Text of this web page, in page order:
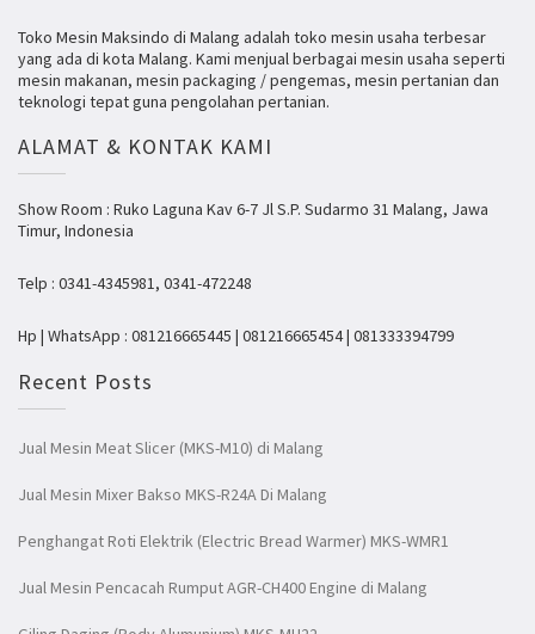
Toko Mesin Maksindo di Malang adalah toko mesin usaha terbesar
yang ada di kota Malang. Kami menjual berbagai mesin usaha seperti
mesin makanan, mesin packaging / pengemas, mesin pertanian dan
teknologi tepat guna pengolahan pertanian.
ALAMAT & KONTAK KAMI
Show Room : Ruko Laguna Kav 6-7 Jl S.P. Sudarmo 31 Malang, Jawa
Timur, Indonesia
Telp : 0341-4345981, 0341-472248
Hp | WhatsApp : 081216665445 | 081216665454 | 081333394799
Recent Posts
Jual Mesin Meat Slicer (MKS-M10) di Malang
Jual Mesin Mixer Bakso MKS-R24A Di Malang
Penghangat Roti Elektrik (Electric Bread Warmer) MKS-WMR1
Jual Mesin Pencacah Rumput AGR-CH400 Engine di Malang